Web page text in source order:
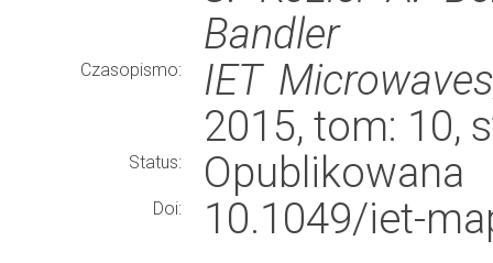
Bandler
Czasopismo:
IET
2015, tom: 10,
Status: Opublikowana
Doi:
10.1049/iet-